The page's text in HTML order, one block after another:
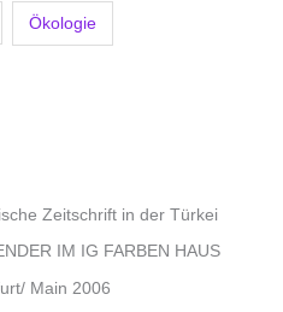
Ökologie
Zeitschrift in der Türkei
IM IG FARBEN HAUS
Main 2006